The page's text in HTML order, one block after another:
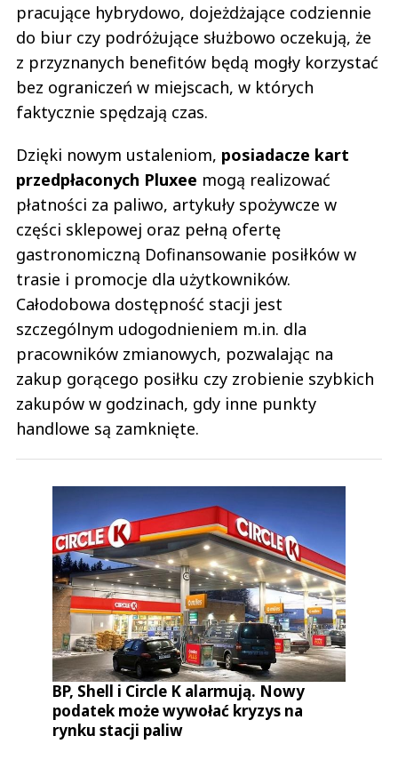
pracujące hybrydowo, dojeżdżające codziennie
do biur czy podróżujące służbowo oczekują, że
z przyznanych benefitów będą mogły korzystać
bez ograniczeń w miejscach, w których
faktycznie spędzają czas.
Dzięki nowym ustaleniom, posiadacze kart
przedpłaconych Pluxee mogą realizować
płatności za paliwo, artykuły spożywcze w
części sklepowej oraz pełną ofertę
gastronomiczną Dofinansowanie posiłków w
trasie i promocje dla użytkowników.
Całodobowa dostępność stacji jest
szczególnym udogodnieniem m.in. dla
pracowników zmianowych, pozwalając na
zakup gorącego posiłku czy zrobienie szybkich
zakupów w godzinach, gdy inne punkty
handlowe są zamknięte.
BP, Shell i Circle K alarmują. Nowy
podatek może wywołać kryzys na
rynku stacji paliw